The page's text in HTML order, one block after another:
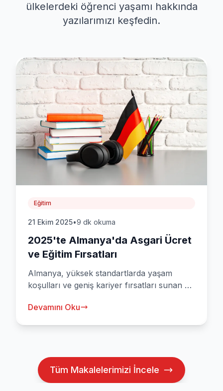
ülkelerdeki öğrenci yaşamı hakkında
yazılarımızı keşfedin.
Eğitim
21 Ekim 2025•9 dk okuma
2025'te Almanya'da Asgari Ücret
ve Eğitim Fırsatları
Almanya, yüksek standartlarda yaşam
koşulları ve geniş kariyer fırsatları sunan bir
çalışanlar için cazip bir destinasyon haline
Devamını Oku
Tüm Makalelerimizi İncele